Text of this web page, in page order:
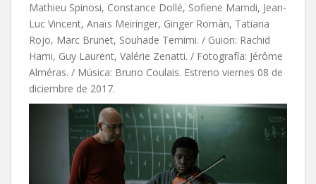
Mathieu Spinosi, Constance Dollé, Sofiene Mamdi, Jean-
Luc Vincent, Anaïs Meiringer, Ginger Romàn, Tatiana
Rojo, Marc Brunet, Souhade Temimi. / Guion: Rachid
Hami, Guy Laurent, Valérie Zenatti. / Fotografía: Jérôme
Alméras. / Música: Bruno Coulais. Estreno viernes 08 de
diciembre de 2017.